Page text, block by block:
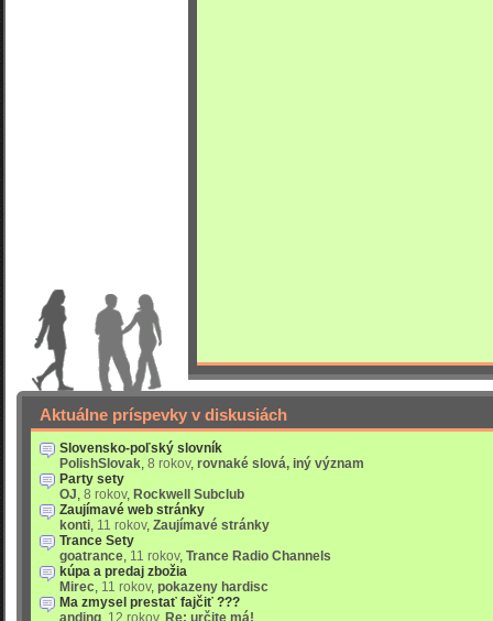
Aktuálne príspevky v diskusiách
Slovensko-poľský slovník
PolishSlovak, 8 rokov, rovnaké slová, iný význam
Party sety
OJ, 8 rokov, Rockwell Subclub
Zaujímavé web stránky
konti, 11 rokov, Zaujímavé stránky
Trance Sety
goatrance, 11 rokov, Trance Radio Channels
kúpa a predaj zbožia
Mirec, 11 rokov, pokazeny hardisc
Ma zmysel prestať fajčiť ???
anding 12 rokov, Re: určite má!